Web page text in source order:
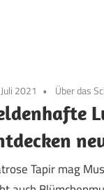
2021 Über das
Tapir mag